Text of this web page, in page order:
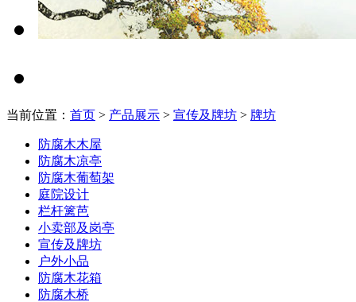
当前位置： 首页 > 产品展示 > 宣传及牌坊 > 牌坊
防腐木木屋
防腐木凉亭
防腐木葡萄架
庭院设计
栏杆篱芭
小卖部及岗亭
宣传及牌坊
户外小品
防腐木花箱
防腐木桥